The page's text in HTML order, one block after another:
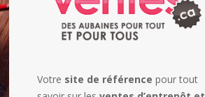
Votre site de référence pour tout